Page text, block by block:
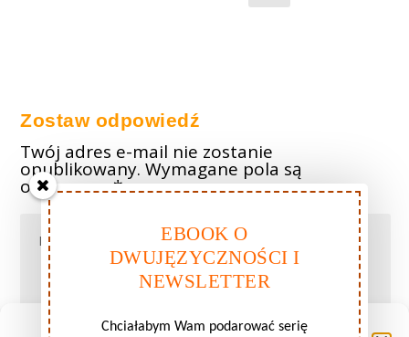
Zarządzaj zgodami plików
Zostaw odpowiedź
Twój adres e-mail nie zostanie
opublikowany. Wymagane pola są
oznaczone*
EBOOK O
DWUJĘZYCZNOŚCI I
NEWSLETTER
Chciałabym Wam podarować serię